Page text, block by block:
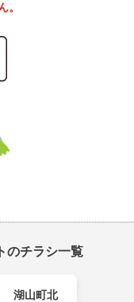
。
のチラシ一覧
湖山町北